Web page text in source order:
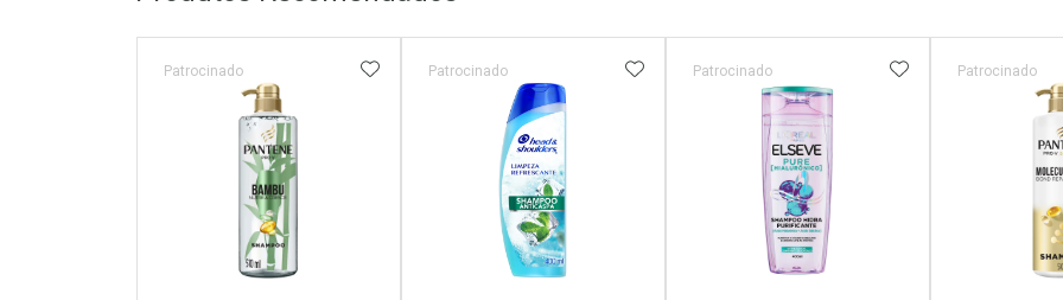
Patrocinado ADICIONAR AOS FAVORITOS
Patrocinado ADICIONAR AOS FAVORITOS
Patrocinado ADICIONAR AOS
Patrocinado